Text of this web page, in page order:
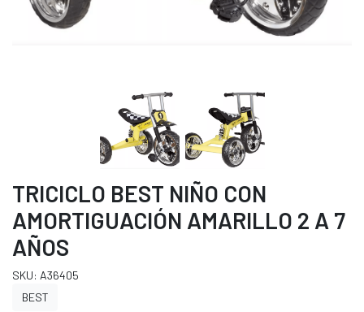
TRICICLO BEST NIÑO CON
AMORTIGUACIÓN AMARILLO 2 A 7
AÑOS
SKU: A36405
BEST